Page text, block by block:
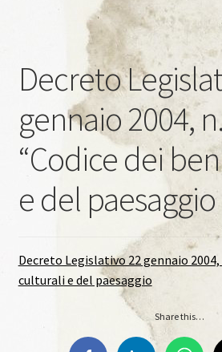
Alternanza Scuola Lavoro
Anno Scolastico 2016/2017
Calendario Lezioni
Materiale Scuola-Lavoro Liceo
Anno Scolastico 2017/2018
Materiale Scuola-Lavoro Liceo
Ante Litteram, 1, 2018
Decreto
gennaio 2004,
“Codice dei
e del paesaggio
Decreto Legislativo 22 gennaio 2004,
culturali e del paesaggio
Share this…